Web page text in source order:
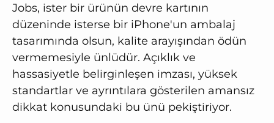
Jobs, ister bir ürünün devre kartının
düzeninde isterse bir iPhone'un ambalaj
tasarımında olsun, kalite arayışından ödün
vermemesiyle ünlüdür. Açıklık ve
hassasiyetle belirginleşen imzası, yüksek
standartlar ve ayrıntılara gösterilen amansız
dikkat konusundaki bu ünü pekiştiriyor.